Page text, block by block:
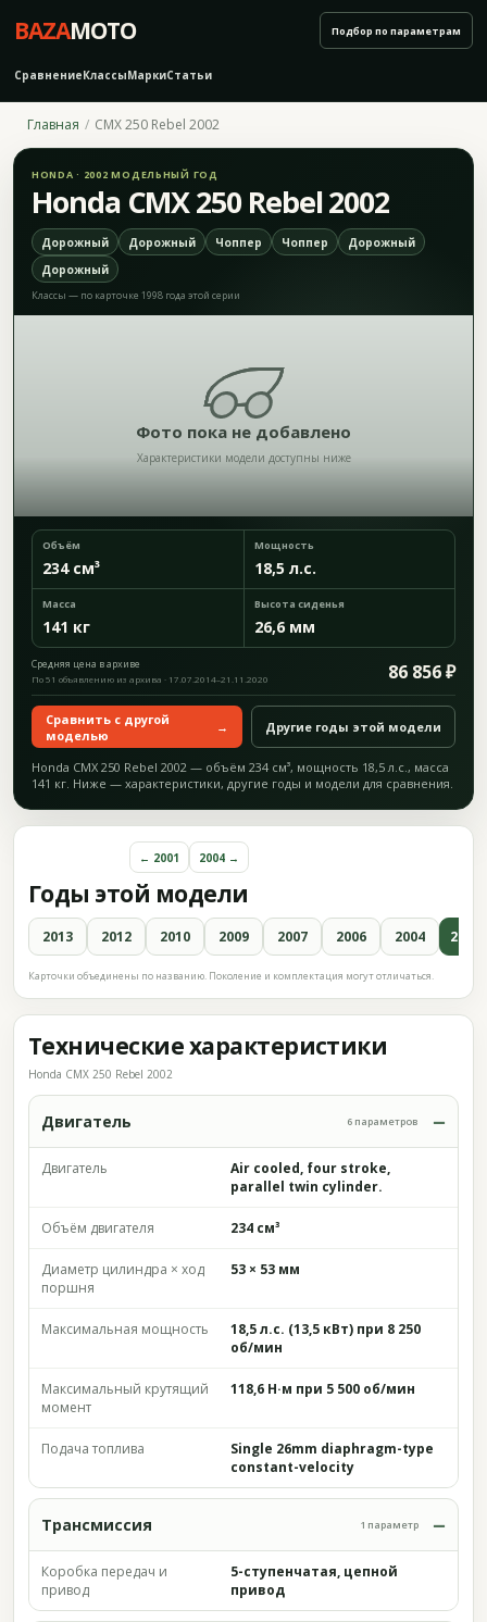
BAZAMOTO
СравнениеКлассыМаркиСтатьи
Подбор по параметрам
Главная CMX 250 Rebel 2002
HONDA · 2002 МОДЕЛЬНЫЙ ГОД
Honda CMX 250 Rebel 2002
Дорожный Дорожный Чоппер Чоппер
Дорожный
Дорожный
Классы — по карточке 1998 года этой серии
Фото пока не добавлено
Характеристики модели доступны ниже
Объём
234 см³
Мощность
18,5 л.с.
Масса
141 кг
Высота сиденья
26,6 мм
Средняя цена в архиве 86 856 ₽
По 51 объявлению из архива · 17.07.2014–21.11.2020
Сравнить с другой
моделью
→ Другие годы этой модели
Honda CMX 250 Rebel 2002 — объём 234 см³, мощность 18,5 л.с., масса
141 кг. Ниже — характеристики, другие годы и модели для сравнения.
Годы этой модели
← 2001 2004 →
2013 2012 2010 2009 2007 2006 2004 2002
Карточки объединены по названию. Поколение и комплектация могут отличаться.
Технические характеристики
Honda CMX 250 Rebel 2002
Двигатель 6 параметров
Двигатель
Air cooled, four stroke,
parallel twin cylinder.
Объём двигателя 234 см³
Диаметр цилиндра × ход
поршня
53 × 53 мм
Максимальная мощность
18,5 л.с. (13,5 кВт) при 8 250
об/мин
Максимальный крутящий
момент
118,6 Н·м при 5 500 об/мин
Подача топлива
Single 26mm diaphragm-type
constant-velocity
Трансмиссия 1 параметр
Коробка передач и
привод
5-ступенчатая, цепной
привод